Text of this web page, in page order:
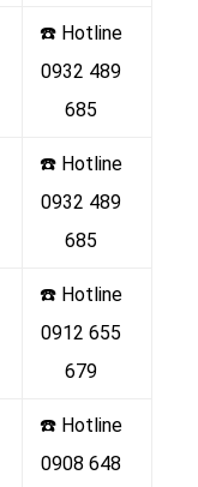
☎️ Hotline
0932 489
685
☎️ Hotline
0932 489
685
☎️ Hotline
0912 655
679
☎️ Hotline
0908 648